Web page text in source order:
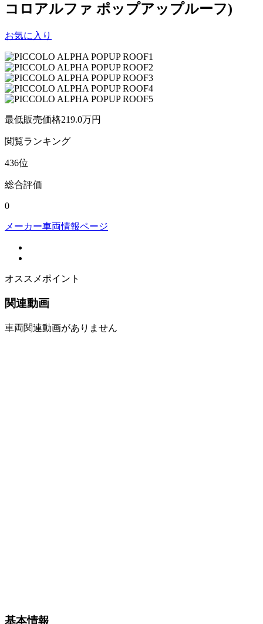
コロアルファ ポップアップルーフ)
お気に入り
最低販売価格219.0万円
閲覧ランキング
436位
総合評価
0
メーカー車両情報ページ
オススメポイント
関連動画
車両関連動画がありません
基本情報